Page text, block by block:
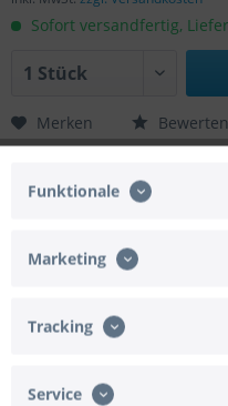
Sofort versandfertig,
Merken Bewerten
EAN/UPC:
Luft geeignet:
Gasbedarf:
Achtung:
Der
Beschreibung
Funktionale
Marketing
Tracking
Service